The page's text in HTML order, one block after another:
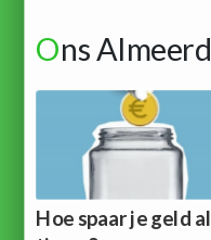
Ons
Hoe spaar je geld